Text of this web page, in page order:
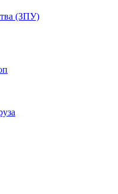
(ЗПУ)